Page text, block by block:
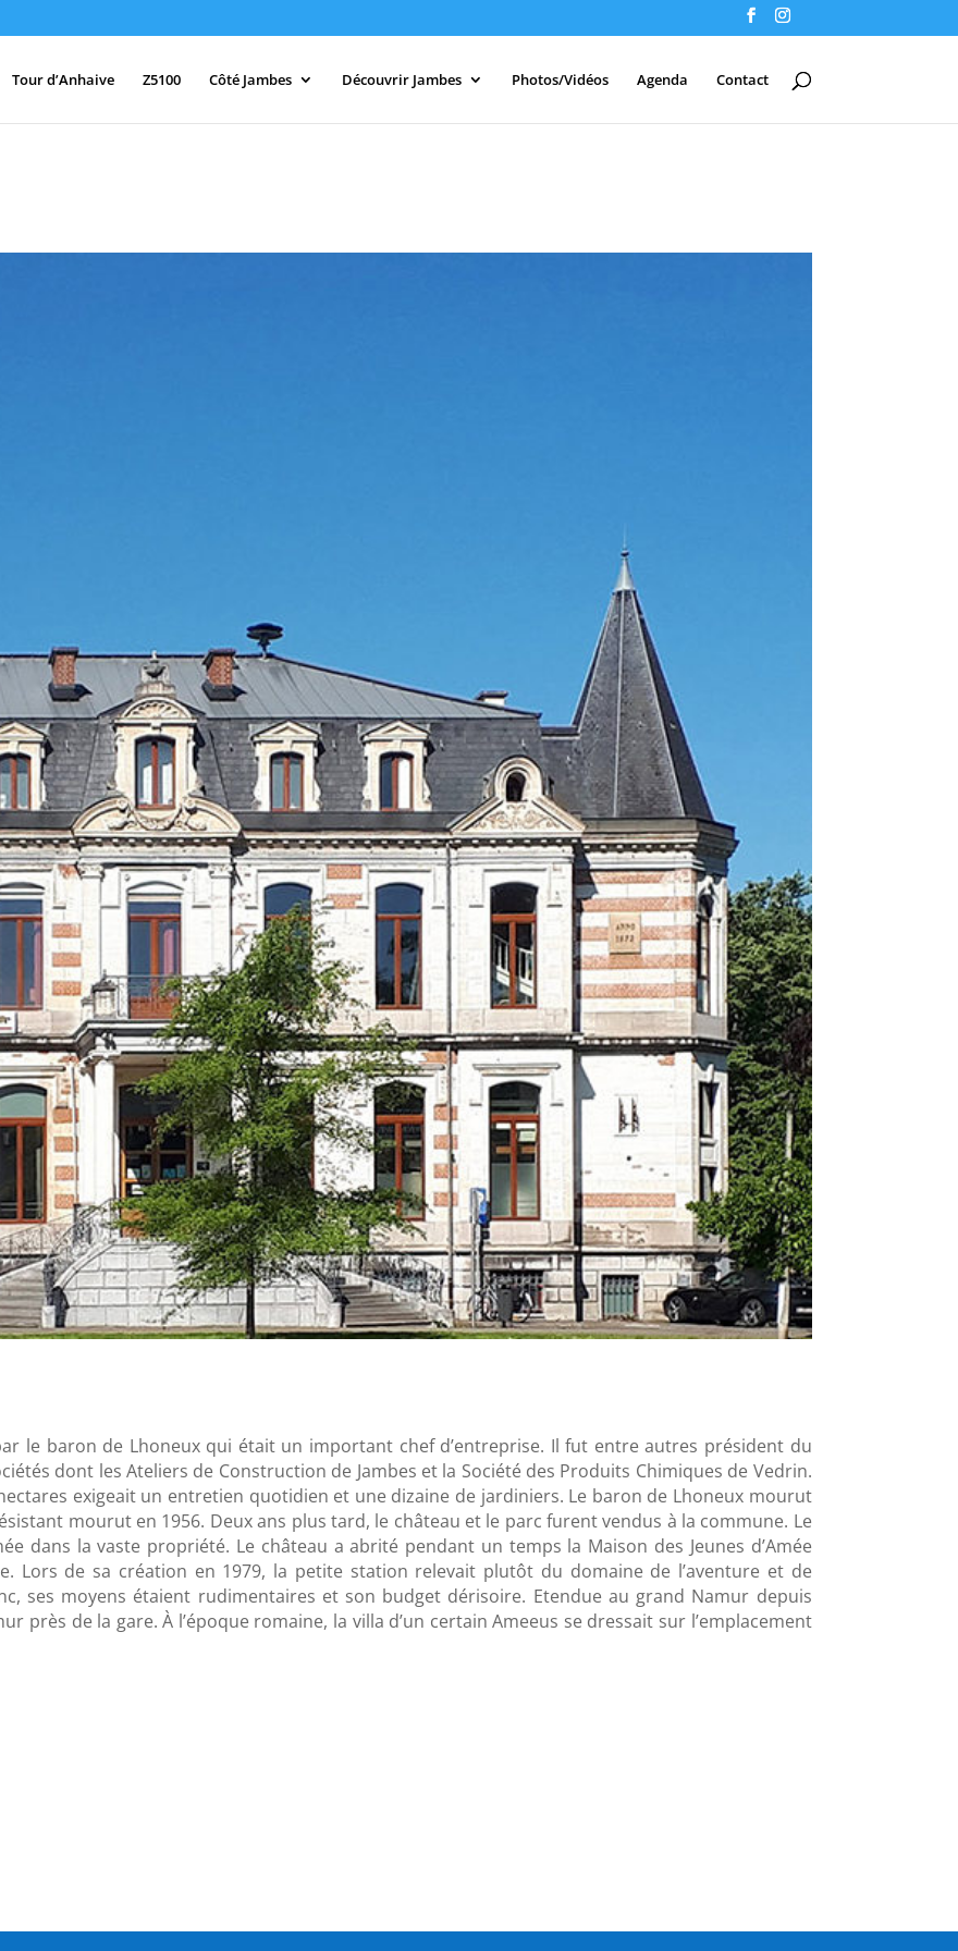
Tour d’Anhaive Z5100 Côté Jambes Découvrir Jambes Photos/Vidéos Agenda Contact
le baron de Lhoneux qui était un important chef d’entreprise. Il fut entre autres président du
dont les Ateliers de Construction de Jambes et la Société des Produits Chimiques de Vedrin.
exigeait un entretien quotidien et une dizaine de jardiniers. Le baron de Lhoneux mourut
mourut en 1956. Deux ans plus tard, le château et le parc furent vendus à la commune. Le
dans la vaste propriété. Le château a abrité pendant un temps la Maison des Jeunes d’Amée
Lors de sa création en 1979, la petite station relevait plutôt du domaine de l’aventure et de
ses moyens étaient rudimentaires et son budget dérisoire. Etendue au grand Namur depuis
près de la gare. À l’époque romaine, la villa d’un certain Ameeus se dressait sur l’emplacement